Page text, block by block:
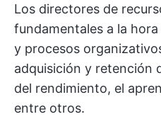
Los directores de
fundamentales a la
y procesos
adquisición y retención
del rendimiento, el
entre otros.